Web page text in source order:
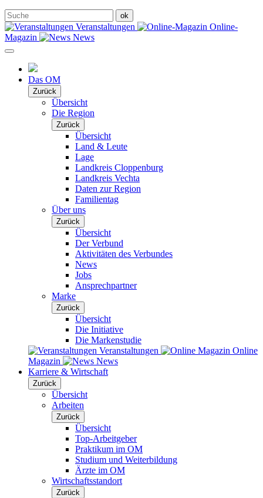
Veranstaltungen
Online-
Magazin
News
Das OM
Zurück
Übersicht
Die Region
Zurück
Übersicht
Land & Leute
Lage
Landkreis Cloppenburg
Landkreis Vechta
Daten zur Region
Familientag
Über uns
Zurück
Übersicht
Der Verbund
Aktivitäten des Verbundes
News
Jobs
Ansprechpartner
Marke
Zurück
Übersicht
Die Initiative
Die Markenstudie
Veranstaltungen
Online
Magazin
News
Karriere & Wirtschaft
Zurück
Übersicht
Arbeiten
Zurück
Übersicht
Top-Arbeitgeber
Praktikum im OM
Studium und Weiterbildung
Ärzte im OM
Wirtschaftsstandort
Zurück